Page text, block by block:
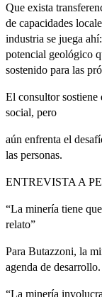
Que exista
de capacidades
industria se juega
potencial geológico
sostenido para las
El consultor sostiene
social, pero
aún enfrenta el
las personas.
ENTREVISTA A
“La minería tiene
relato”
Para Butazzoni, la
agenda de desarrollo.
“La minería